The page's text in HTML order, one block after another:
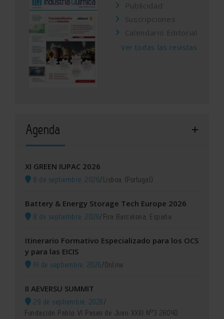
Publicidad
Suscripciones
Calendario Editorial
Ver todas las revistas
Agenda
XI GREEN IUPAC 2026
8 de septiembre, 2026/Lisboa (Portugal)
Battery & Energy Storage Tech Europe 2026
8 de septiembre, 2026/Fira Barcelona, España
Itinerario Formativo Especializado para los OCS
y para las EICIS
14 de septiembre, 2026/Online
II AEVERSU SUMMIT
29 de septiembre, 2026/
Fundación Pablo VI Paseo de Juan XXIII Nº3 28040